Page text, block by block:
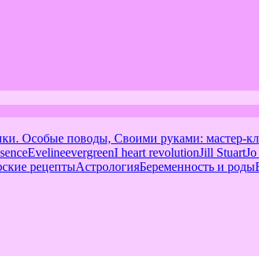
Особые поводы, Своими руками: мастер-
EvelineevergreenI heart revolutionJill Stuart
рецептыАстрологияБеременность и роды